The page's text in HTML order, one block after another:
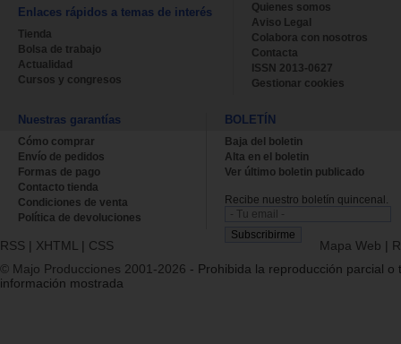
Enlaces rápidos a temas de interés
Tienda
Bolsa de trabajo
Actualidad
Cursos y congresos
Quienes somos
Aviso Legal
Colabora con nosotros
Contacta
ISSN 2013-0627
Gestionar cookies
Nuestras garantías
Cómo comprar
Envío de pedidos
Formas de pago
Contacto tienda
Condiciones de venta
Política de devoluciones
BOLETÍN
Baja del boletin
Alta en el boletin
Ver último boletin publicado
Recibe nuestro boletín quincenal.
RSS | XHTML | CSS Mapa Web |
© Majo Producciones 2001-2026 - Prohibida la reproducción parcial o
información mostrada